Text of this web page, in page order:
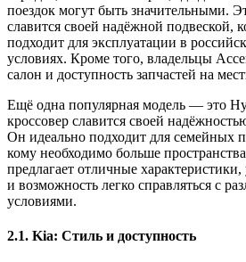
поездок могут быть значительными.
славится своей надёжной подвеской,
подходит для эксплуатации в
условиях. Кроме того, владельцы
салон и доступность запчастей на
Ещё одна популярная модель — это
кроссовер славится своей
Он идеально подходит для семейных
кому необходимо больше
предлагает отличные
и возможность легко справляться с
условиями.
2.1. Kia: Стиль и доступность